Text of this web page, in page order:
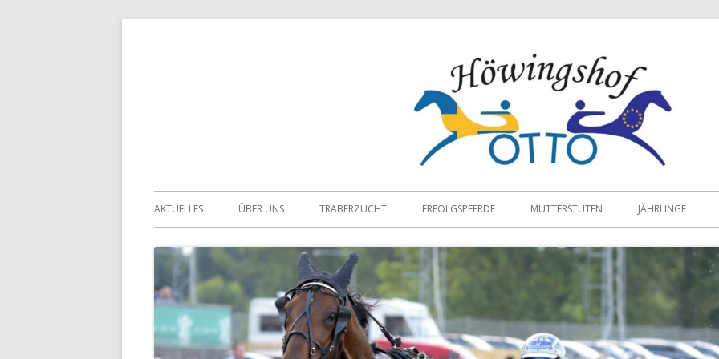
Primäres
Menü
AKTUELLES ÜBER UNS TRABERZUCHT ERFOLGSPFERDE MUTTERSTUTEN JÄHRLINGE